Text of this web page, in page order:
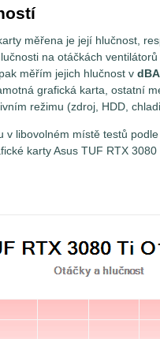
měřena je její hlučnost,
na otáčkách
měřím jejich hlučnost v dBA
grafická karta, ostatní
režimu (zdroj, HDD,
v libovolném místě testů
karty Asus TUF RTX